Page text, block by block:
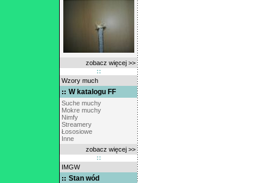
zobacz więcej >>
Wzory much
W katalogu FF
Suche muchy
Mokre muchy
Nimfy
Streamery
Łososiowe
Inne
zobacz więcej >>
IMGW
Stan wód